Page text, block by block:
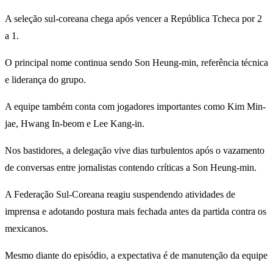
A seleção sul-coreana chega após vencer a República Tcheca por 2
a 1.
O principal nome continua sendo Son Heung-min, referência técnica
e liderança do grupo.
A equipe também conta com jogadores importantes como Kim Min-
jae, Hwang In-beom e Lee Kang-in.
Nos bastidores, a delegação vive dias turbulentos após o vazamento
de conversas entre jornalistas contendo críticas a Son Heung-min.
A Federação Sul-Coreana reagiu suspendendo atividades de
imprensa e adotando postura mais fechada antes da partida contra os
mexicanos.
Mesmo diante do episódio, a expectativa é de manutenção da equipe